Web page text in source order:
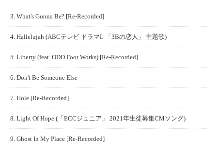
3. What's Gonna Be? [Re-Recorded]
4. Hallelujah (ABCテレビ ドラマL 「3Bの恋人」 主題歌)
5. Liberty (feat. ODD Foot Works) [Re-Recorded]
6. Don't Be Someone Else
7. Hole [Re-Recorded]
8. Light Of Hope (「ECCジュニア」 2021年生徒募集CMソング)
9. Ghost In My Place [Re-Recorded]